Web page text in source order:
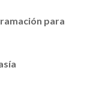
para